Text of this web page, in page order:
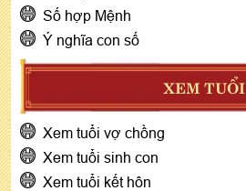
Số hợp Mệnh
Ý nghĩa con số
XEM TUỔI
Xem tuổi vợ chồng
Xem tuổi sinh con
Xem tuổi kết hôn